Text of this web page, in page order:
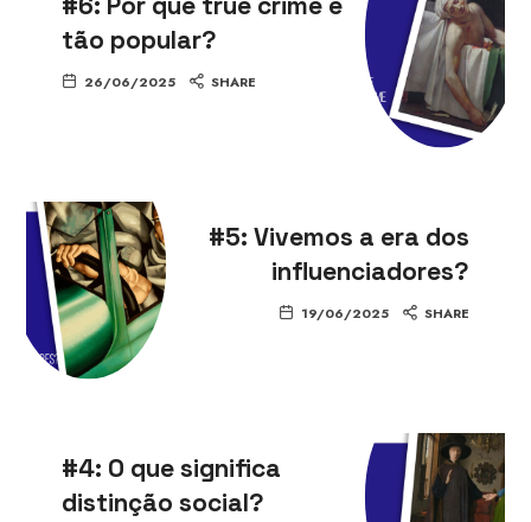
tão popular?
26/06/2025 SHARE
#5: Vivemos a era dos
influenciadores?
19/06/2025 SHARE
#4: O que significa
distinção social?